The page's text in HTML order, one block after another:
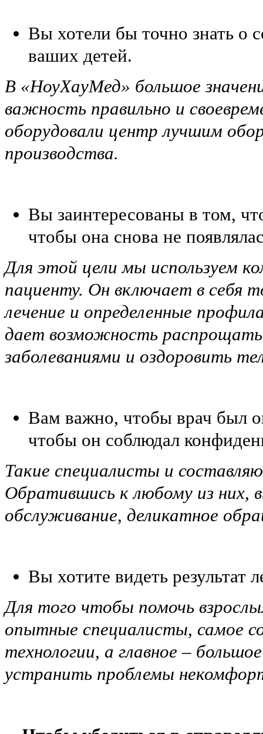
Вы хотели бы точно знать о
ваших детей.
В «НоуХауМед» большое
важность правильно и
оборудовали центр лучшим
производства.
Вы заинтересованы в том,
чтобы она снова не
Для этой цели мы используем
пациенту. Он включает в себя
лечение и определенные
дает возможность
заболеваниями и оздоровить
Вам важно, чтобы врач был
чтобы он соблюдал
Такие специалисты и
Обратившись к любому из них,
обслуживание, деликатное
Вы хотите видеть результат
Для того чтобы помочь
опытные специалисты, самое
технологии, а главное –
устранить проблемы